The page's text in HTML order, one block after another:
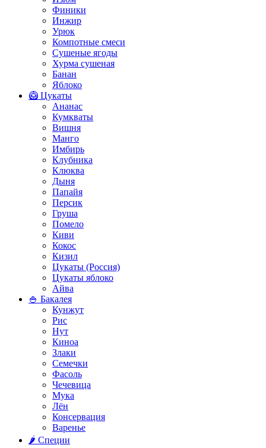
Финики
Инжир
Урюк
Компотные смеси
Сушеные ягоды
Хурма сушеная
Банан
Яблоко
🥝 Цукаты
Ананас
Кумкваты
Вишня
Манго
Имбирь
Клубника
Клюква
Дыня
Папайя
Персик
Груша
Помело
Киви
Кокос
Кизил
Цукаты (Россия)
Цукаты яблоко
Айва
🍚 Бакалея
Кунжут
Рис
Нут
Киноа
Злаки
Семечки
Фасоль
Чечевица
Мука
Лён
Консервация
Варенье
🌶️ Специи